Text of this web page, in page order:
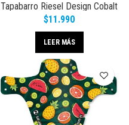
Tapabarro Riesel Design Cobalt
Black
$11.990
LEER MÁS